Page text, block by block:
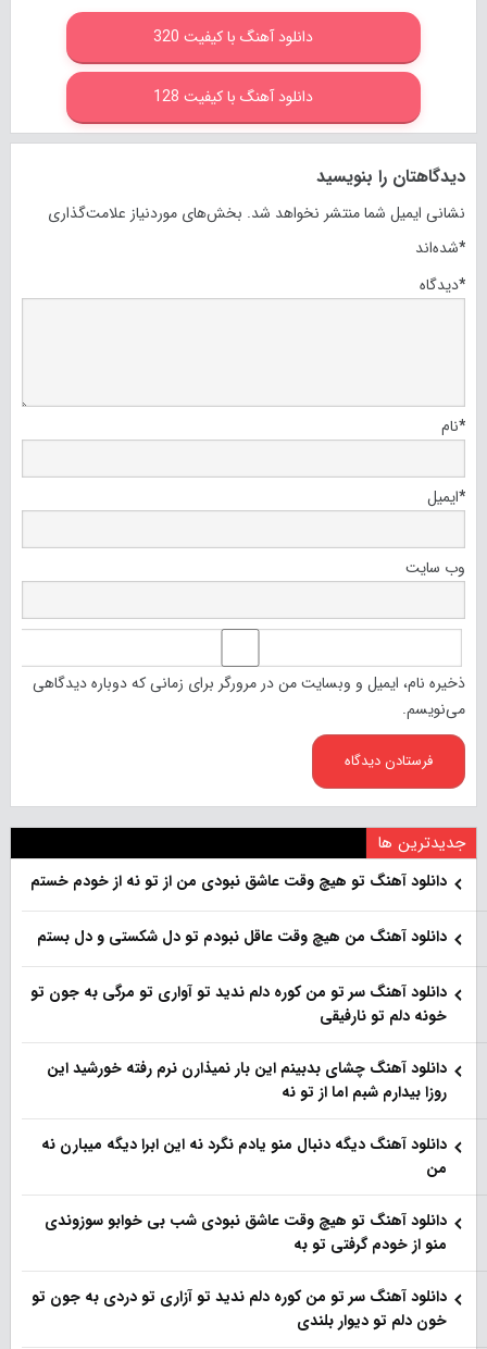
دانلود آهنگ با کیفیت 320
دانلود آهنگ با کیفیت 128
دیدگاهتان را بنویسید
نشانی ایمیل شما منتشر نخواهد شد. بخش‌های موردنیاز علامت‌گذاری
شده‌اند*
دیدگاه*
نام*
ایمیل*
وب‌ سایت
ذخیره نام، ایمیل و وبسایت من در مرورگر برای زمانی که دوباره دیدگاهی
می‌نویسم.
جدیدترین ها
دانلود آهنگ تو هیچ وقت عاشق نبودی من از تو نه از خودم خستم
دانلود آهنگ من هیچ وقت عاقل نبودم تو دل شکستی و دل بستم
دانلود آهنگ سر تو من کوره دلم ندید تو آواری تو مرگی به جون تو
خونه دلم تو نارفیقی
دانلود آهنگ چشای بدبینم این بار نمیذارن نرم رفته خورشید این
روزا بیدارم شبم اما از تو نه
دانلود آهنگ دیگه دنبال منو یادم نگرد نه این ابرا دیگه میبارن نه
من
دانلود آهنگ تو هیچ وقت عاشق نبودی شب بی خوابو سوزوندی
منو از خودم گرفتی تو به
دانلود آهنگ سر تو من کوره دلم ندید تو آزاری تو دردی به جون تو
خون دلم تو دیوار بلندی